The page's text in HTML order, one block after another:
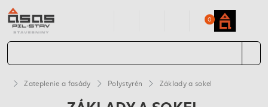
0
Zateplenie a fasády Polystyrén Základy a sokel